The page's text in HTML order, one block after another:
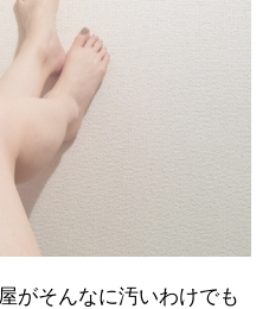
がそんなに汚いわけでも